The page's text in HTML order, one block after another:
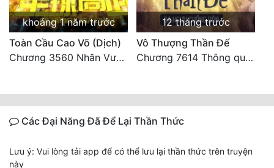
khoảng 1 năm trước
Toàn Cầu Cao Võ (Dịch)
Chương 3560 Nhân Vương trở về - END
12 tháng trước
Vô Thượng Thần Đế
Chương 7614 Thông quan ban thưởng, Ngục Hải Yên Thần Quang
Các Đại Năng Đã Để Lại Thần Thức
Lưu ý: Vui lòng tải app để có thể lưu lại thần thức trên truyện
này